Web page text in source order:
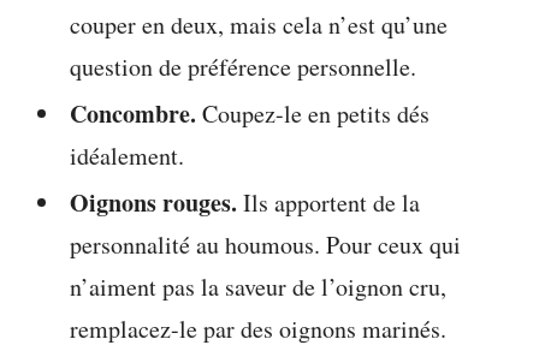
couper en deux, mais cela n’est qu’une
question de préférence personnelle.
Concombre. Coupez-le en petits dés
idéalement.
Oignons rouges. Ils apportent de la
personnalité au houmous. Pour ceux qui
n’aiment pas la saveur de l’oignon cru,
remplacez-le par des oignons marinés.